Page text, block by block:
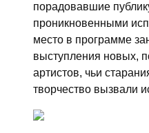
порадовавшие
проникновенными
место в программе
выступления новых,
артистов, чьи
творчество вызвали